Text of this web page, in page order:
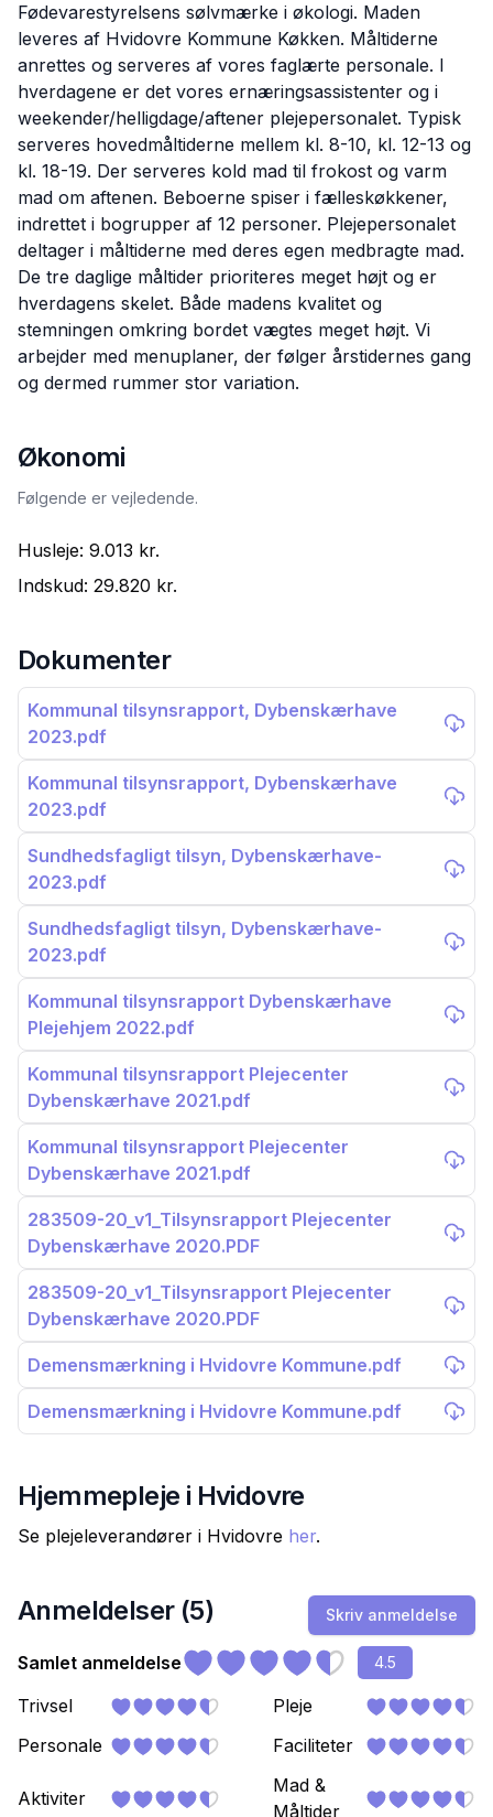
Fødevarestyrelsens sølvmærke i økologi. Maden
leveres af Hvidovre Kommune Køkken. Måltiderne
anrettes og serveres af vores faglærte personale. I
hverdagene er det vores ernæringsassistenter og i
weekender/helligdage/aftener plejepersonalet. Typisk
serveres hovedmåltiderne mellem kl. 8-10, kl. 12-13 og
kl. 18-19. Der serveres kold mad til frokost og varm
mad om aftenen. Beboerne spiser i fælleskøkkener,
indrettet i bogrupper af 12 personer. Plejepersonalet
deltager i måltiderne med deres egen medbragte mad.
De tre daglige måltider prioriteres meget højt og er
hverdagens skelet. Både madens kvalitet og
stemningen omkring bordet vægtes meget højt. Vi
arbejder med menuplaner, der følger årstidernes gang
og dermed rummer stor variation.
Økonomi
Følgende er vejledende.
Husleje: 9.013 kr.
Indskud: 29.820 kr.
Dokumenter
Kommunal tilsynsrapport, Dybenskærhave
2023.pdf
Kommunal tilsynsrapport, Dybenskærhave
2023.pdf
Sundhedsfagligt tilsyn, Dybenskærhave-
2023.pdf
Sundhedsfagligt tilsyn, Dybenskærhave-
2023.pdf
Kommunal tilsynsrapport Dybenskærhave
Plejehjem 2022.pdf
Kommunal tilsynsrapport Plejecenter
Dybenskærhave 2021.pdf
Kommunal tilsynsrapport Plejecenter
Dybenskærhave 2021.pdf
283509-20_v1_Tilsynsrapport Plejecenter
Dybenskærhave 2020.PDF
283509-20_v1_Tilsynsrapport Plejecenter
Dybenskærhave 2020.PDF
Demensmærkning i Hvidovre Kommune.pdf
Demensmærkning i Hvidovre Kommune.pdf
Hjemmepleje i Hvidovre
Se plejeleverandører i Hvidovre her.
Anmeldelser (5) Skriv anmeldelse
Samlet anmeldelse 4.5
Trivsel
Pleje
Personale
Faciliteter
Aktiviter
Mad &
Måltider